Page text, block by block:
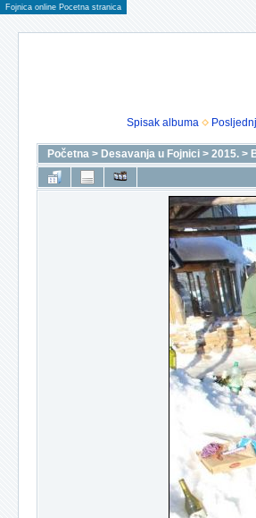
Fojnica online Pocetna stranica
Spisak albuma
Početna > Desavanja u Fojnici > 2015. >